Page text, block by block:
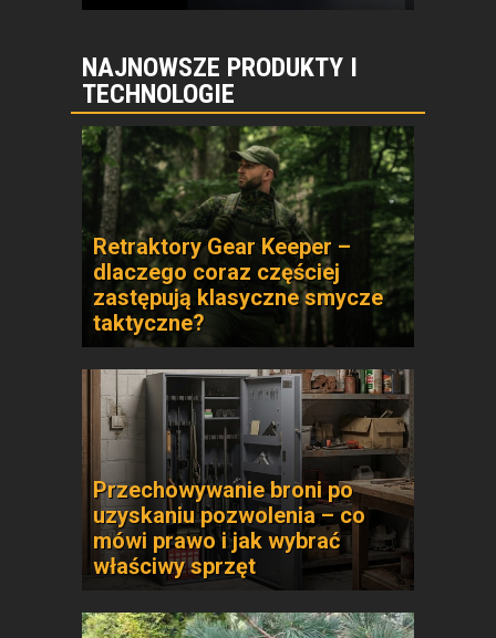
NAJNOWSZE PRODUKTY I
TECHNOLOGIE
Retraktory Gear Keeper –
dlaczego coraz częściej
zastępują klasyczne smycze
taktyczne?
Przechowywanie broni po
uzyskaniu pozwolenia – co
mówi prawo i jak wybrać
właściwy sprzęt